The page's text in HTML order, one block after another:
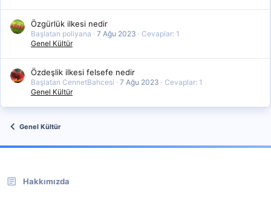
Özgürlük ilkesi nedir
Başlatan poliyana 7 Ağu 2023
Cevaplar: 1
Genel Kültür
Özdeşlik ilkesi felsefe nedir
Başlatan CennetBahcesi 7 Ağu 2023
Cevaplar: 1
Genel Kültür
Genel Kültür
Hakkımızda